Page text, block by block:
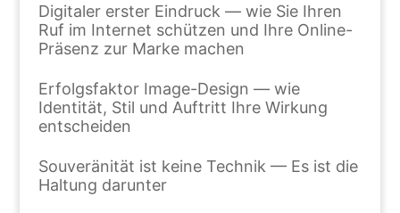
Digitaler erster Eindruck — wie Sie Ihren
Ruf im Internet schützen und Ihre Online-
Präsenz zur Marke machen
Erfolgsfaktor Image-Design — wie
Identität, Stil und Auftritt Ihre Wirkung
entscheiden
Souveränität ist keine Technik — Es ist die
Haltung darunter